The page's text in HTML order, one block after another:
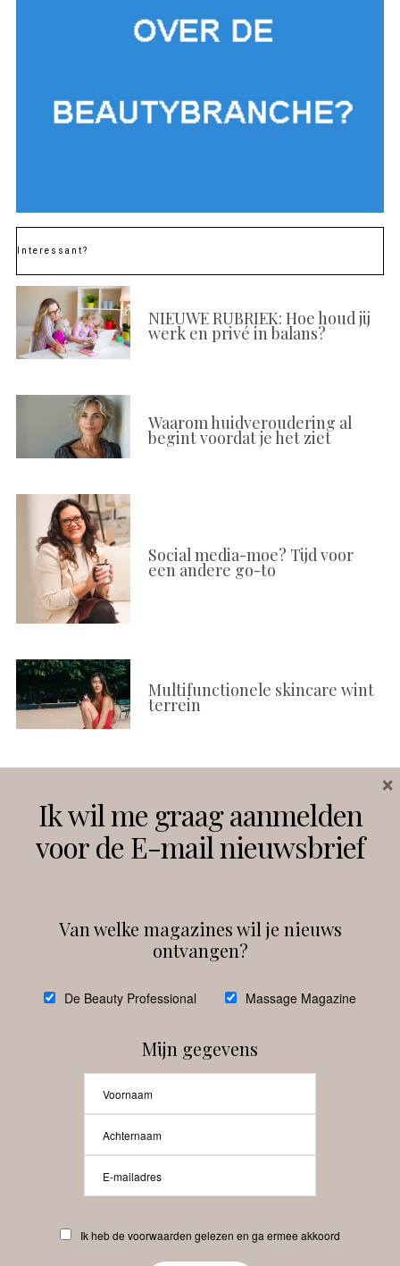
Interessant?
NIEUWE RUBRIEK: Hoe houd jij
werk en privé in balans?
Waarom huidveroudering al
begint voordat je het ziet
Social media-moe? Tijd voor
een andere go-to
Multifunctionele skincare wint
terrein
Instagram Facebook
debeautyprofessional
Beauty-Pro.nl
Ik wil me graag aanmelden
voor de E-mail nieuwsbrief
Van welke magazines wil je nieuws
ontvangen?
De Beauty Professional Massage Magazine
Mijn gegevens
Ik heb de voorwaarden gelezen en ga ermee akkoord
×